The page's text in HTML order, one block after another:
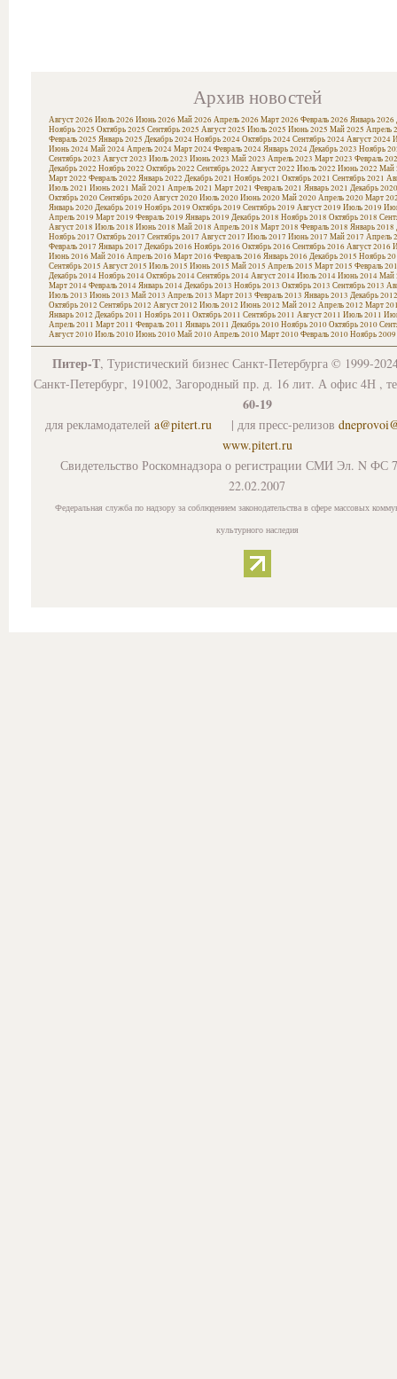
Архив новостей
Август 2026 Июль 2026 Июнь 2026 Май 2026 Апрель 2026 Март 2026 Февраль 2026 Январь 2026
Ноябрь 2025 Октябрь 2025 Сентябрь 2025 Август 2025 Июль 2025 Июнь 2025 Май 2025 Апрель
Февраль 2025 Январь 2025 Декабрь 2024Ноябрь 2024Октябрь 2024Сентябрь 2024Август 2024
Июнь 2024Май 2024Апрель 2024Март 2024Февраль 2024Январь 2024Декабрь 2023 Ноябрь
Сентябрь 2023 Август 2023 Июль 2023 Июнь 2023 Май 2023 Апрель 2023 Март 2023 Февраль
Декабрь 2022 Ноябрь 2022 Октябрь 2022 Сентябрь 2022 Август 2022 Июль 2022 Июнь 2022 Май
Март 2022 Февраль 2022 Январь 2022 Декабрь 2021 Ноябрь 2021 Октябрь 2021 Сентябрь 2021
Июль 2021 Июнь 2021 Май 2021 Апрель 2021 Март 2021 Февраль 2021 Январь 2021 Декабрь 2020
Октябрь 2020Сентябрь 2020Август 2020Июль 2020Июнь 2020Май 2020Апрель 2020Март
Январь 2020Декабрь 2019 Ноябрь 2019 Октябрь 2019 Сентябрь 2019 Август 2019 Июль 2019
Апрель 2019 Март 2019 Февраль 2019 Январь 2019 Декабрь 2018 Ноябрь 2018 Октябрь 2018
Август 2018 Июль 2018 Июнь 2018 Май 2018 Апрель 2018 Март 2018 Февраль 2018 Январь 2018
Ноябрь 2017 Октябрь 2017 Сентябрь 2017 Август 2017 Июль 2017 Июнь 2017 Май 2017 Апрель
Февраль 2017 Январь 2017 Декабрь 2016 Ноябрь 2016 Октябрь 2016 Сентябрь 2016 Август 2016
Июнь 2016 Май 2016 Апрель 2016 Март 2016 Февраль 2016 Январь 2016 Декабрь 2015 Ноябрь
Сентябрь 2015 Август 2015 Июль 2015 Июнь 2015 Май 2015 Апрель 2015 Март 2015 Февраль
Декабрь 2014Ноябрь 2014Октябрь 2014Сентябрь 2014Август 2014Июль 2014Июнь 2014Май
Март 2014Февраль 2014Январь 2014Декабрь 2013 Ноябрь 2013 Октябрь 2013 Сентябрь 2013
Июль 2013 Июнь 2013 Май 2013 Апрель 2013 Март 2013 Февраль 2013 Январь 2013 Декабрь 2012
Октябрь 2012 Сентябрь 2012 Август 2012 Июль 2012 Июнь 2012 Май 2012 Апрель 2012 Март
Январь 2012 Декабрь 2011 Ноябрь 2011 Октябрь 2011 Сентябрь 2011 Август 2011 Июль 2011
Апрель 2011 Март 2011 Февраль 2011 Январь 2011 Декабрь 2010Ноябрь 2010Октябрь 2010
Август 2010Июль 2010Июнь 2010Май 2010Апрель 2010Март 2010Февраль 2010Ноябрь 2009
Питер-Т, Туристический бизнес Санкт-Петербурга © 1999-
Санкт-Петербург, 191002, Загородный пр. д. 16 лит. А офис 4Н ,
60-19
для рекламодателей a@pitert.ru | для пресс-релизов
www.pitert.ru
Свидетельство Роскомнадзора о регистрации СМИ Эл. N ФС
22.02.2007
Федеральная служба по надзору за соблюдением законодательства в сфере массовых
культурного наследия